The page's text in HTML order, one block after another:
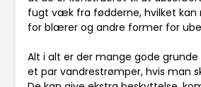
fugt væk fra fødderne, hvilket kan
for blærer og andre former for
Alt i alt er der mange gode
et par vandrestrømper, hvis man